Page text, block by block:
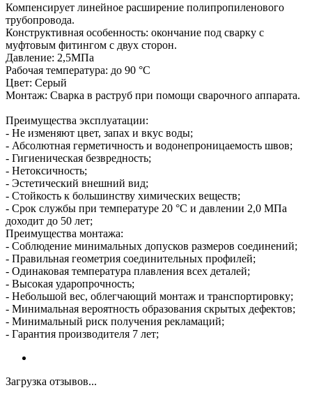
Компенсирует линейное расширение полипропиленового
трубопровода.
Конструктивная особенность: окончание под сварку с
муфтовым фитингом с двух сторон.
Давление: 2,5МПа
Рабочая температура: до 90 °С
Цвет: Серый
Монтаж: Сварка в раструб при помощи сварочного аппарата.
Преимущества эксплуатации:
- Не изменяют цвет, запах и вкус воды;
- Абсолютная герметичность и водонепроницаемость швов;
- Гигиеническая безвредность;
- Нетоксичность;
- Эстетический внешний вид;
- Стойкость к большинству химических веществ;
- Срок службы при температуре 20 °С и давлении 2,0 МПа
доходит до 50 лет;
Преимущества монтажа:
- Соблюдение минимальных допусков размеров соединений;
- Правильная геометрия соединительных профилей;
- Одинаковая температура плавления всех деталей;
- Высокая ударопрочность;
- Небольшой вес, облегчающий монтаж и транспортировку;
- Минимальная вероятность образования скрытых дефектов;
- Минимальный риск получения рекламаций;
- Гарантия производителя 7 лет;
Загрузка отзывов...